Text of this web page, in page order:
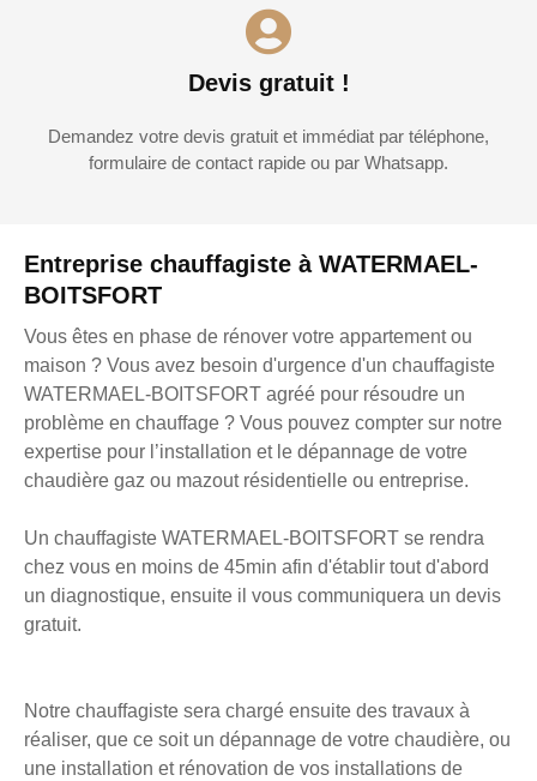
Entreprise chauffagiste à WATERMAEL-
BOITSFORT
Vous êtes en phase de rénover votre appartement ou
maison ? Vous avez besoin d'urgence d'un chauffagiste
WATERMAEL-BOITSFORT agréé pour résoudre un
problème en chauffage ? Vous pouvez compter sur notre
expertise pour l’installation et le dépannage de votre
chaudière gaz ou mazout résidentielle ou entreprise.
Un chauffagiste WATERMAEL-BOITSFORT se rendra
chez vous en moins de 45min afin d'établir tout d'abord
un diagnostique, ensuite il vous communiquera un devis
gratuit.
Notre chauffagiste sera chargé ensuite des travaux à
réaliser, que ce soit un dépannage de votre chaudière, ou
une installation et rénovation de vos installations de
Devis gratuit !
Demandez votre devis gratuit et immédiat par téléphone,
formulaire de contact rapide ou par Whatsapp.